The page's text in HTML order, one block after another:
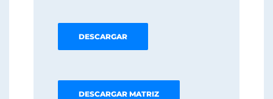
DESCARGAR
DESCARGAR MATRIZ